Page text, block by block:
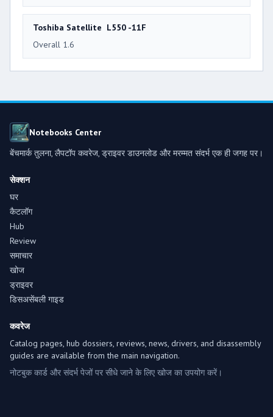
Toshiba Satellite L550 -11F
Overall 1.6
Notebooks Center
बेंचमार्क तुलना, लैपटॉप कवरेज, ड्राइवर डाउनलोड और मरम्मत संदर्भ एक ही जगह पर।
सेक्शन
घर
कैटलॉग
Hub
Review
समाचार
खोज
ड्राइवर
डिसअसेंबली गाइड
कवरेज
Catalog pages, hub dossiers, reviews, news, drivers, and disassembly
guides are available from the main navigation.
नोटबुक कार्ड और संदर्भ पेजों पर सीधे जाने के लिए खोज का उपयोग करें।